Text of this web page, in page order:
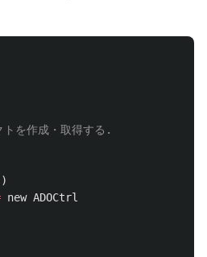
を作成・取得する.
new ADOCtrl